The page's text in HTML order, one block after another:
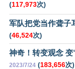
(117,973次)
军队把党当作聋子
(46,524次)
神奇！转变观念
2023/7/24 (183,656次)